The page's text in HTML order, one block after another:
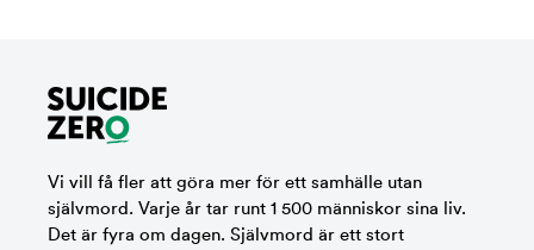
Vi vill få fler att göra mer för ett samhälle utan
självmord. Varje år tar runt 1 500 människor sina liv.
Det är fyra om dagen. Självmord är ett stort